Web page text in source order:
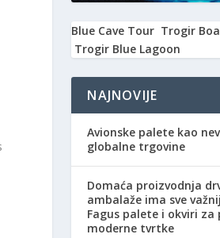
Blue Cave Tour Trogir
Trogir Blue Lagoon
NAJNOVIJE
Avionske palete kao
globalne trgovine
Domaća proizvodnja
ambalaže ima sve
Fagus palete i okviri za
moderne tvrtke